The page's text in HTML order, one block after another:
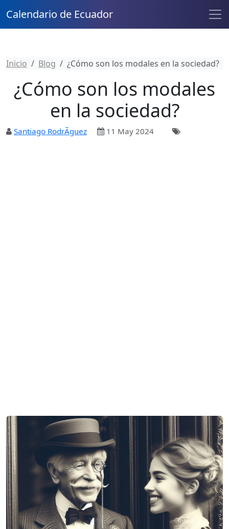
Calendario de Ecuador
Inicio Blog ¿Cómo son los modales en la sociedad?
¿Cómo son los modales
en la sociedad?
Santiago RodrÃ­guez 11 May 2024